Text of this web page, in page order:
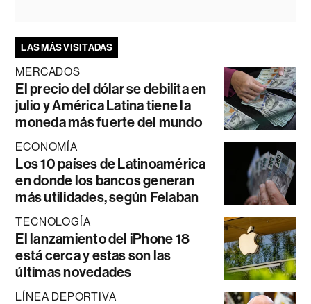
LAS MÁS VISITADAS
MERCADOS
El precio del dólar se debilita en
julio y América Latina tiene la
moneda más fuerte del mundo
ECONOMÍA
Los 10 países de Latinoamérica
en donde los bancos generan
más utilidades, según Felaban
TECNOLOGÍA
El lanzamiento del iPhone 18
está cerca y estas son las
últimas novedades
LÍNEA DEPORTIVA